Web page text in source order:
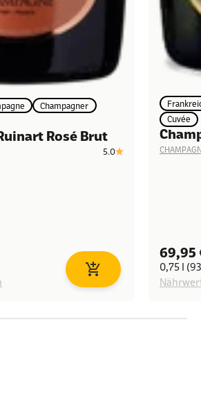
Champagner
Rosé Brut
5.0
In den Warenkorb
Cuvée
69,95
0,75 l